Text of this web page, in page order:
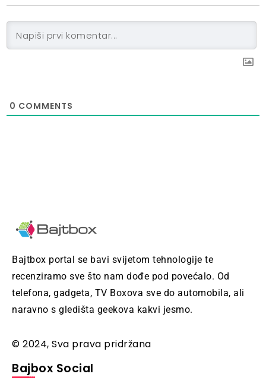
0 COMMENTS
Bajtbox portal se bavi svijetom tehnologije te
recenziramo sve što nam dođe pod povećalo. Od
telefona, gadgeta, TV Boxova sve do automobila, ali
naravno s gledišta geekova kakvi jesmo.
© 2024, Sva prava pridržana
Bajbox Social